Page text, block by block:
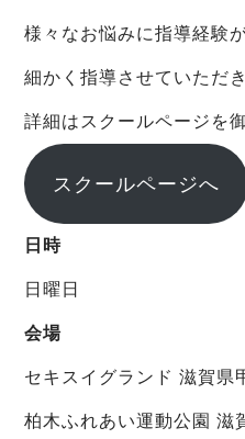
様々なお悩みに指導経験
細かく指導させていただき
詳細はスクールページを
スクールページへ
日時
日曜日
会場
セキスイグランド 滋賀県
柏木ふれあい運動公園 滋
お問合せ